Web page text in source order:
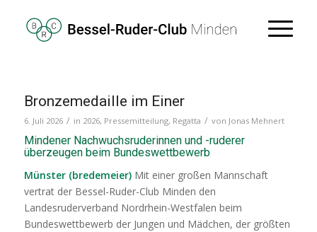
Bronzemedaille im Einer
6. Juli 2026 / in 2026, Pressemitteilung, Regatta / von Jonas Mehnert
Mindener Nachwuchsruderinnen und -ruderer
überzeugen beim Bundeswettbewerb
Münster (bredemeier)Mit einer großen Mannschaft
vertrat der Bessel-Ruder-Club Minden den
Landesruderverband Nordrhein-Westfalen beim
Bundeswettbewerb der Jungen und Mädchen, der größten